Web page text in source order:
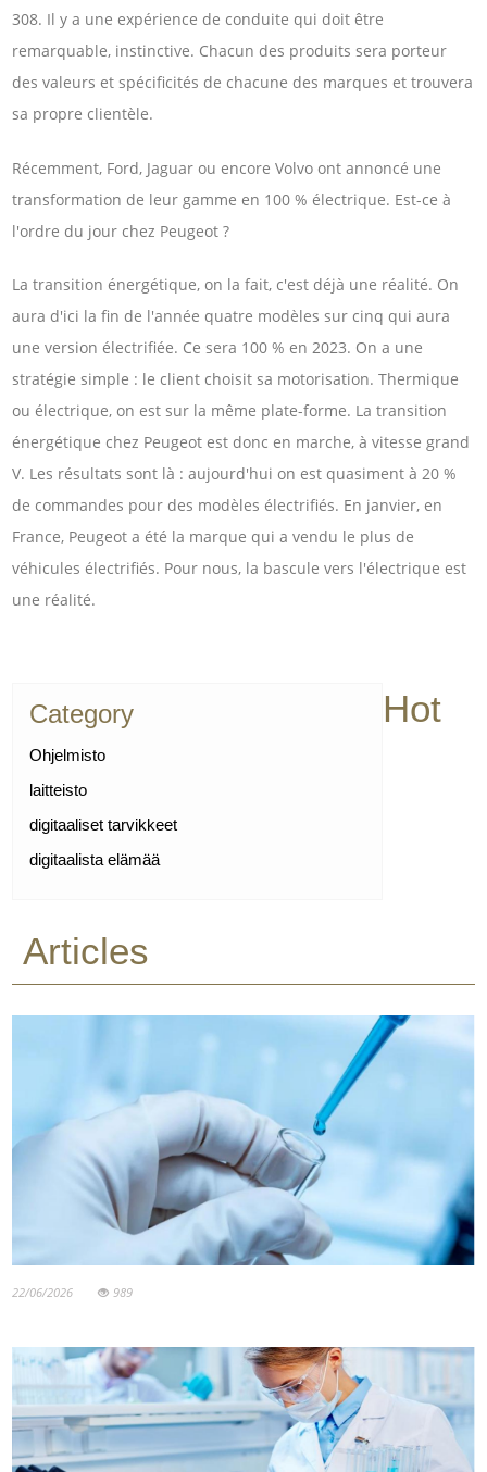
308. Il y a une expérience de conduite qui doit être
remarquable, instinctive. Chacun des produits sera porteur
des valeurs et spécificités de chacune des marques et trouvera
sa propre clientèle.
Récemment, Ford, Jaguar ou encore Volvo ont annoncé une
transformation de leur gamme en 100 % électrique. Est-ce à
l'ordre du jour chez Peugeot ?
La transition énergétique, on la fait, c'est déjà une réalité. On
aura d'ici la fin de l'année quatre modèles sur cinq qui aura
une version électrifiée. Ce sera 100 % en 2023. On a une
stratégie simple : le client choisit sa motorisation. Thermique
ou électrique, on est sur la même plate-forme. La transition
énergétique chez Peugeot est donc en marche, à vitesse grand
V. Les résultats sont là : aujourd'hui on est quasiment à 20 %
de commandes pour des modèles électrifiés. En janvier, en
France, Peugeot a été la marque qui a vendu le plus de
véhicules électrifiés. Pour nous, la bascule vers l'électrique est
une réalité.
Category
Ohjelmisto
laitteisto
digitaaliset tarvikkeet
digitaalista elämää
Hot
Articles
22/06/2026 989